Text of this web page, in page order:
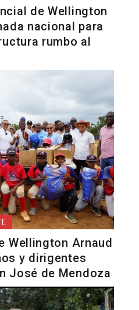
de Wellington
nacional para
rumbo al
Wellington Arnaud
y dirigentes
José de Mendoza